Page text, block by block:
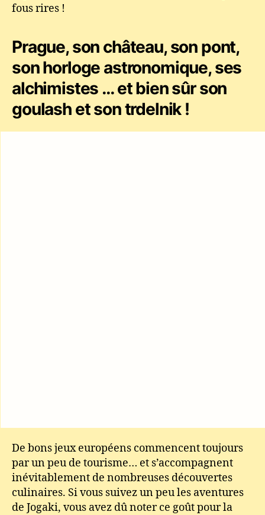
fous rires !
Prague, son château, son pont,
son horloge astronomique, ses
alchimistes … et bien sûr son
goulash et son trdelnik !
De bons jeux européens commencent toujours
par un peu de tourisme… et s’accompagnent
inévitablement de nombreuses découvertes
culinaires. Si vous suivez un peu les aventures
de Jogaki, vous avez dû noter ce goût pour la